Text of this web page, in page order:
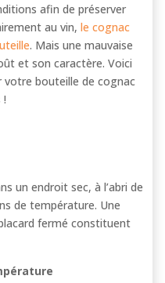
afin de préserver
au vin,le cognac
. Mais une mauvaise
et son caractère. Voici
votre bouteille de cognac
!
un endroit sec, à l’abri de
de température. Une
fermé constituent